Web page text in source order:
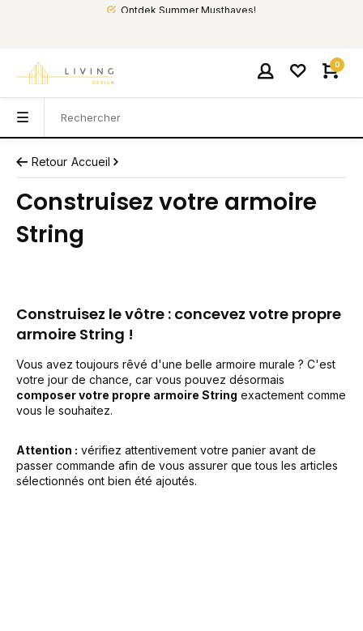
Ontdek Summer Musthaves!
0
Retour Accueil
Construisez votre armoire
String
Construisez le vôtre : concevez votre propre
armoire String !
Vous avez toujours rêvé d'une belle armoire murale ? C'est
votre jour de chance, car vous pouvez désormais
composer votre propre armoire String exactement comme
vous le souhaitez.
Attention : vérifiez attentivement votre panier avant de
passer commande afin de vous assurer que tous les articles
sélectionnés ont bien été ajoutés.